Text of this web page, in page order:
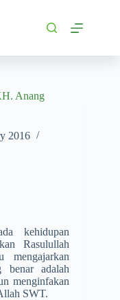
Anang
2016
kehidupan
Rasulullah
mengajarkan
benar adalah
menginfakan
SWT.